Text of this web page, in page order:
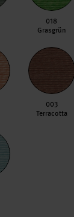
018
Grasgrün
003
Terracotta